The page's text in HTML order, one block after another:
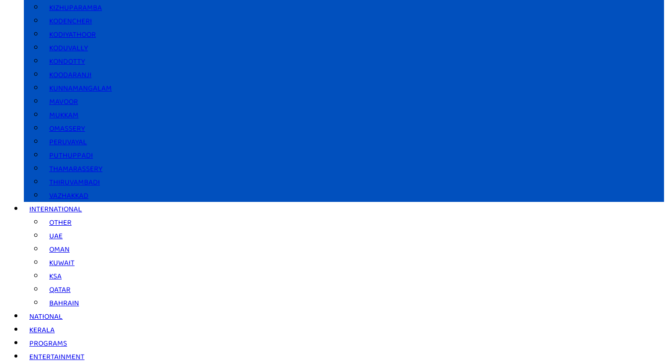
KIZHUPARAMBA
KODENCHERI
KODIYATHOOR
KODUVALLY
KONDOTTY
KOODARANJI
KUNNAMANGALAM
MAVOOR
MUKKAM
OMASSERY
PERUVAYAL
PUTHUPPADI
THAMARASSERY
THIRUVAMBADI
VAZHAKKAD
INTERNATIONAL
OTHER
UAE
OMAN
KUWAIT
KSA
QATAR
BAHRAIN
NATIONAL
KERALA
PROGRAMS
ENTERTAINMENT